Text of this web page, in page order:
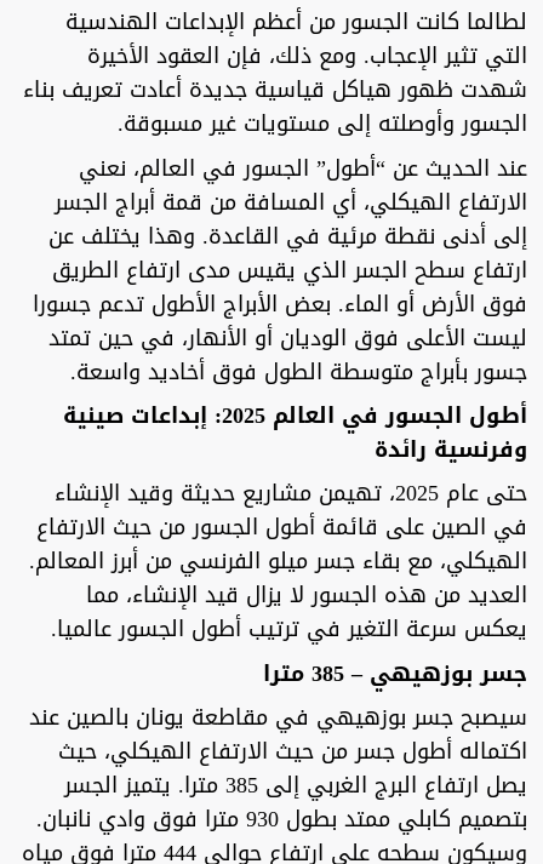
لطالما كانت الجسور من أعظم الإبداعات الهندسية
التي تثير الإعجاب. ومع ذلك، فإن العقود الأخيرة
شهدت ظهور هياكل قياسية جديدة أعادت تعريف بناء
الجسور وأوصلته إلى مستويات غير مسبوقة.
عند الحديث عن “أطول” الجسور في العالم، نعني
الارتفاع الهيكلي، أي المسافة من قمة أبراج الجسر
إلى أدنى نقطة مرئية في القاعدة. وهذا يختلف عن
ارتفاع سطح الجسر الذي يقيس مدى ارتفاع الطريق
فوق الأرض أو الماء. بعض الأبراج الأطول تدعم جسورا
ليست الأعلى فوق الوديان أو الأنهار، في حين تمتد
جسور بأبراج متوسطة الطول فوق أخاديد واسعة.
أطول الجسور في العالم 2025: إبداعات صينية
وفرنسية رائدة
حتى عام 2025، تهيمن مشاريع حديثة وقيد الإنشاء
في الصين على قائمة أطول الجسور من حيث الارتفاع
الهيكلي، مع بقاء جسر ميلو الفرنسي من أبرز المعالم.
العديد من هذه الجسور لا يزال قيد الإنشاء، مما
يعكس سرعة التغير في ترتيب أطول الجسور عالميا.
جسر بوزهيهي – 385 مترا
سيصبح جسر بوزهيهي في مقاطعة يونان بالصين عند
اكتماله أطول جسر من حيث الارتفاع الهيكلي، حيث
يصل ارتفاع البرج الغربي إلى 385 مترا. يتميز الجسر
بتصميم كابلي ممتد بطول 930 مترا فوق وادي نانبان.
وسيكون سطحه على ارتفاع حوالي 444 مترا فوق مياه